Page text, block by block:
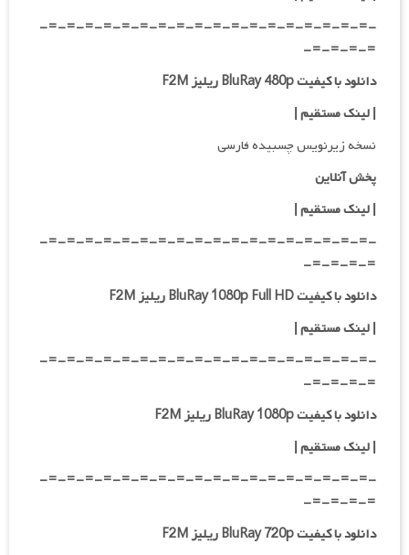
-=-=-=-=-=-=-=-=-=-=-=-=-=-=-=-=-=-=-
=-=-=-=-
دانلود با کیفیت BluRay 480p ریلیز F2M
| لینک مستقیم|
نسخه زیرنویس چسبیده فارسی
پخش آنلاین
| لینک مستقیم|
-=-=-=-=-=-=-=-=-=-=-=-=-=-=-=-=-=-=-
=-=-=-=-
دانلود با کیفیت BluRay 1080p Full HD ریلیز F2M
|لینک مستقیم|
-=-=-=-=-=-=-=-=-=-=-=-=-=-=-=-=-=-=-
=-=-=-=-
دانلود با کیفیت BluRay 1080p ریلیز F2M
|لینک مستقیم|
-=-=-=-=-=-=-=-=-=-=-=-=-=-=-=-=-=-=-
=-=-=-=-
دانلود با کیفیت BluRay 720p ریلیز F2M